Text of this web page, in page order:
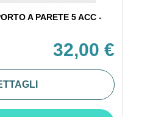
A PARETE 5 ACC -
32,00 €